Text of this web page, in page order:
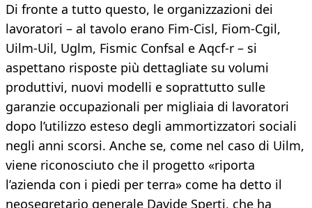
Di fronte a tutto questo, le organizzazioni dei
lavoratori – al tavolo erano Fim-Cisl, Fiom-Cgil,
Uilm-Uil, Uglm, Fismic Confsal e Aqcf-r – si
aspettano risposte più dettagliate su volumi
produttivi, nuovi modelli e soprattutto sulle
garanzie occupazionali per migliaia di lavoratori
dopo l’utilizzo esteso degli ammortizzatori sociali
negli anni scorsi. Anche se, come nel caso di Uilm,
viene riconosciuto che il progetto «riporta
l’azienda con i piedi per terra» come ha detto il
neosegretario generale Davide Sperti, che ha